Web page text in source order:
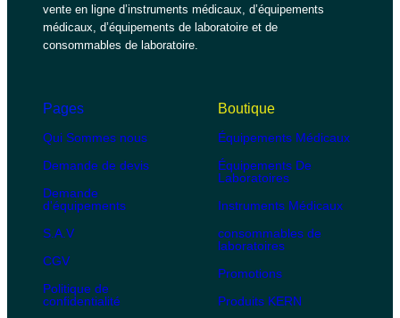
vente en ligne d’instruments médicaux, d’équipements
médicaux, d’équipements de laboratoire et de
consommables de laboratoire.
Pages
Qui Sommes nous
Demande de devis
Demande
d'équipements
S.A.V
CGV
Politique de
confidentialité
Boutique
Équipements Médicaux
Équipements De
Laboratoires
Instruments Médicaux
consommables de
laboratoires
Promotions
Produits KERN